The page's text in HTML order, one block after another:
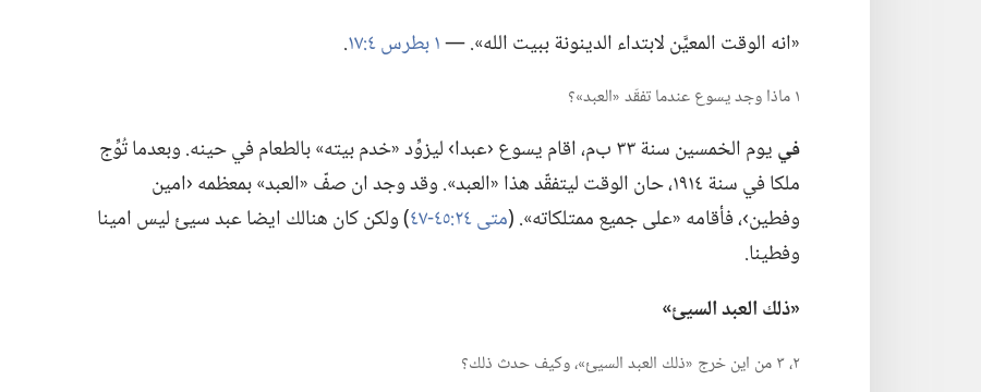
‏«انه الوقت المعيَّن لابتداء الدينونة ببيت الله».‏ —‏١ بطرس ٤:‏١٧ ‏.‏
١ ماذا وجد يسوع عندما تفقّد «العبد»؟‏
في
يوم الخمسين سنة ٣٣ ب‌م،‏ اقام يسوع ‹عبدا› ليزوِّد «خدم بيته» بالطعام في حينه.‏ وبعدما تُوِّج
ملكا في سنة ١٩١٤،‏ حان الوقت ليتفقّد هذا «العبد».‏ وقد وجد ان صفّ «العبد» بمعظمه ‹امين
وفطين›،‏ فأقامه «على جميع ممتلكاته».‏ (‏متى ٢٤:‏٤٥-‏٤٧
‏)‏ ولكن كان هنالك ايضا عبد سيئ ليس امينا
وفطينا.‏
‏«‏ذلك العبد السيئ»‏
٢،‏ ٣ من اين خرج «ذلك العبد السيئ»،‏ وكيف حدث ذلك؟‏